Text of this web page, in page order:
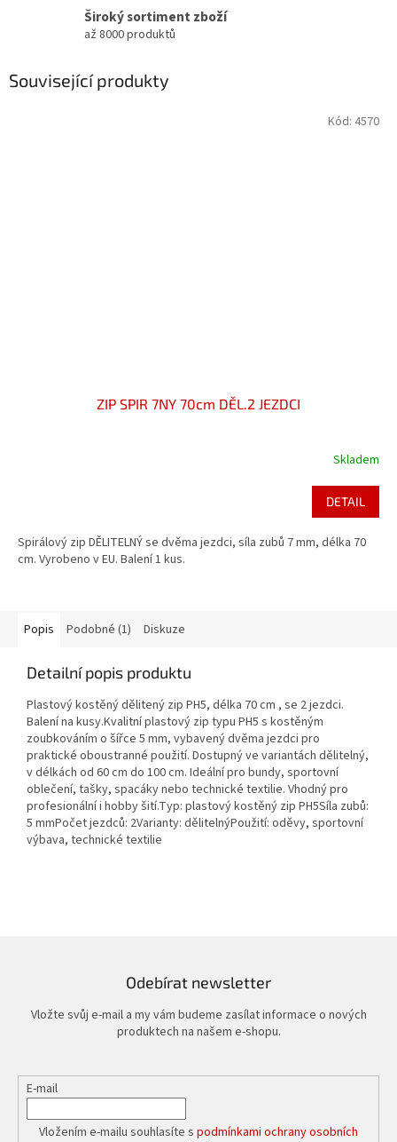
Široký sortiment zboží
až 8000 produktů
Související produkty
ZIP SPIR 7NY 70cm DĚL.2 JEZDCI
Skladem
DETAIL
Spirálový zip DĚLITELNÝ se dvěma jezdci, síla zubů 7 mm, délka 70
cm. Vyrobeno v EU. Balení 1 kus.
Kód: 4570
Popis Podobné (1) Diskuze
Detailní popis produktu
Plastový kostěný dělitený zip PH5, délka 70 cm , se 2 jezdci.
Balení na kusy.Kvalitní plastový zip typu PH5 s kostěným
zoubkováním o šířce 5 mm, vybavený dvěma jezdci pro
praktické oboustranné použití. Dostupný ve variantách dělitelný,
v délkách od 60 cm do 100 cm. Ideální pro bundy, sportovní
oblečení, tašky, spacáky nebo technické textilie. Vhodný pro
profesionální i hobby šití.Typ: plastový kostěný zip PH5Síla zubů:
5 mmPočet jezdců: 2Varianty: dělitelnýPoužití: oděvy, sportovní
výbava, technické textilie
Odebírat newsletter
Vložte svůj e-mail a my vám budeme zasílat informace o nových
produktech na našem e-shopu.
E-mail
Vložením e-mailu souhlasíte s podmínkami ochrany osobních